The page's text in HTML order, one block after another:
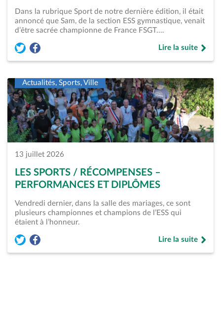
Dans la rubrique Sport de notre dernière édition, il était
annoncé que Sam, de la section ESS gymnastique, venait
d’être sacrée championne de France FSGT.…
Partager l'article « Portrait &#8211; Sam, tout en haut »
Partager l'article « Portrait &#8211; Sam, tout en haut
Lire la suite
de « Portrait
Actualités, Sports, Ville
13 juillet 2026
LES SPORTS / RÉCOMPENSES –
PERFORMANCES ET DIPLÔMES
Vendredi dernier, dans la salle des mariages, ce sont
plusieurs championnes et champions de l’ESS qui
étaient à l’honneur.
Partager l'article « Les Sports / Récompenses &#8211;
Partager l'article « Les Sports / Récompenses &#8211;
Lire la suite
de « Les Sports /